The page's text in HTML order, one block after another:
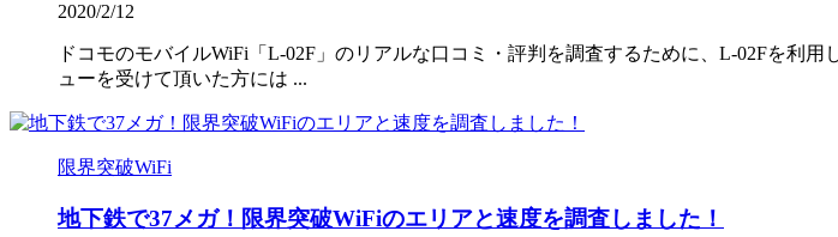
2020/2/12
ドコモのモバイルWiFi「L-02F」のリアルな口コミ・評判を調査するために、L-02Fを利
ューを受けて頂いた方には ...
限界突破WiFi
地下鉄で37メガ！限界突破WiFiのエリアと速度を調査しました！